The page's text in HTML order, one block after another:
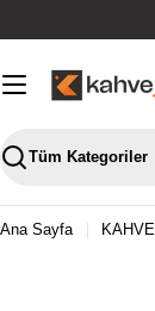
Ara
Ana Sayfa KAHVE